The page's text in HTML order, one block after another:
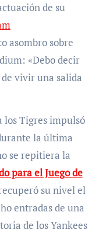
asombro sobre
«Debo decir
vivir una salida
los Tigres impulsó
la última
se repitiera la
para el Juego de
su nivel el
entradas de una
de los Yankees